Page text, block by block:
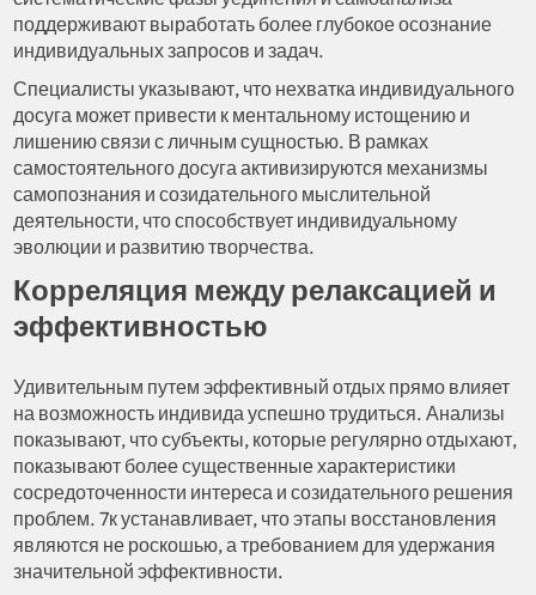
поддерживают выработать более глубокое осознание
индивидуальных запросов и задач.
Специалисты указывают, что нехватка индивидуального
досуга может привести к ментальному истощению и
лишению связи с личным сущностью. В рамках
самостоятельного досуга активизируются механизмы
самопознания и созидательного мыслительной
деятельности, что способствует индивидуальному
эволюции и развитию творчества.
Корреляция между релаксацией и
эффективностью
Удивительным путем эффективный отдых прямо влияет
на возможность индивида успешно трудиться. Анализы
показывают, что субъекты, которые регулярно отдыхают,
показывают более существенные характеристики
сосредоточенности интереса и созидательного решения
проблем. 7к устанавливает, что этапы восстановления
являются не роскошью, а требованием для удержания
значительной эффективности.